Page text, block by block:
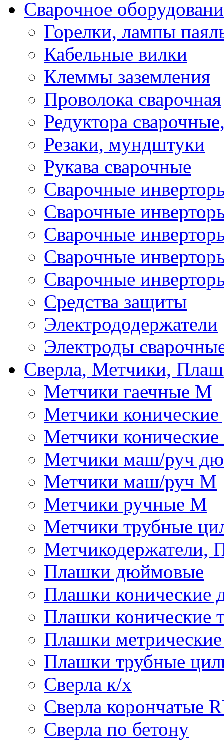
Сварочное
Горелки, лампы
Кабельные вилки
Клеммы заземления
Проволока сварочная
Редуктора
Резаки, мундштуки
Рукава сварочные
Сварочные
Сварочные
Сварочные
Сварочные
Сварочные
Средства защиты
Электрододержатели
Электроды
Сверла, Метчики,
Метчики гаечные М
Метчики
Метчики
Метчики маш/руч
Метчики маш/руч М
Метчики ручные М
Метчики трубные
Метчикодержатели,
Плашки дюймовые
Плашки
Плашки конические
Плашки
Плашки трубные
Сверла к/х
Сверла корончатые
Сверла по бетону